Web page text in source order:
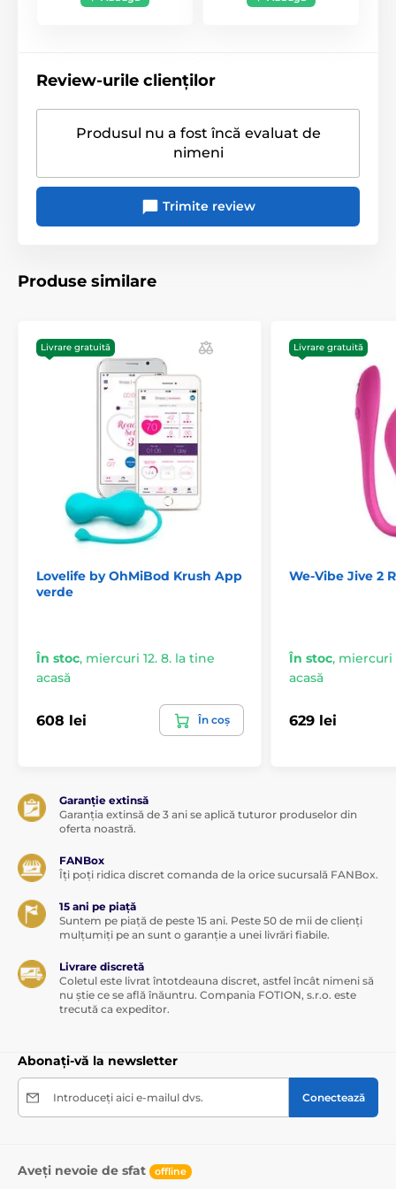
Gadgeturi erotice inteligente
Review-urile clienților
Produsul nu a fost încă evaluat de
nimeni
Trimite review
Produse similare
Livrare gratuită
Lovelife by OhMiBod Krush App
verde
În stoc, miercuri 12. 8. la tine
acasă
608 lei În coș
Livrare gratuită
We-Vibe Jive 2
În stoc, miercuri
acasă
629 lei
Garanție extinsă
Garanția extinsă de 3 ani se aplică tuturor produselor din
oferta noastră.
FANBox
Îți poți ridica discret comanda de la orice sucursală FANBox.
15 ani pe piață
Suntem pe piață de peste 15 ani. Peste 50 de mii de clienți
mulțumiți pe an sunt o garanție a unei livrări fiabile.
Livrare discretă
Coletul este livrat întotdeauna discret, astfel încât nimeni să
nu știe ce se află înăuntru. Compania FOTION, s.r.o. este
trecută ca expeditor.
Abonați-vă la newsletter
Introduceți aici e-mailul dvs. Conectează
Aveți nevoie de sfat offline